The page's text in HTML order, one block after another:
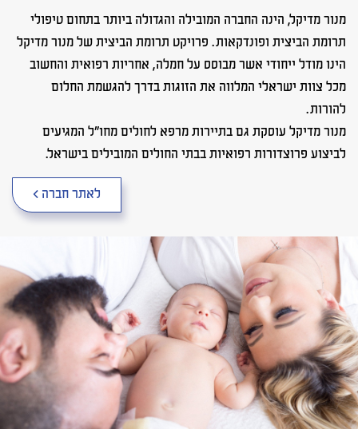
מנור מדיקל, הינה החברה המובילה והגדולה ביותר בתחום טיפולי
תרומת הביצית ופונדקאות. פרויקט תרומת הביצית של מנור מדיקל
הינו מודל ייחודי אשר מבוסס על חמלה, אחריות רפואית והחשוב
מכל צוות ישראלי המלווה את הזוגות בדרך להגשמת החלום
להורות.
מנור מדיקל עוסקת גם בתיירות מרפא לחולים מחו"ל המגיעים
לביצוע פרוצדורות רפואיות בבתי החולים המובילים בישראל.
לאתר חברה >